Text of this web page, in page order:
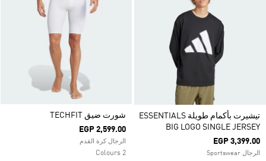
تيشيرت بأكمام طويلة ESSENTIALS
BIG LOGO SINGLE JERSEY
EGP 3,399.00
الرجال Sportswear
شورت ضيق TECHFIT
EGP 2,599.00
الرجال كرة القدم
2 Colours